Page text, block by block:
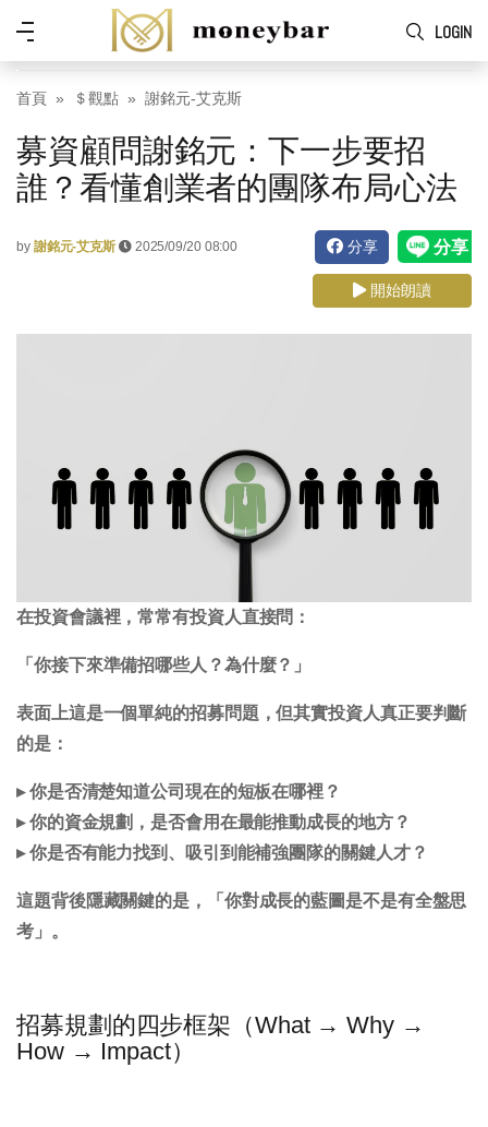
Skip to main content
LOGIN
功
能
表
首頁 ＄觀點 謝銘元-艾克斯
募資顧問謝銘元：下一步要招
誰？看懂創業者的團隊布局心法
by 謝銘元-艾克斯 2025/09/20 08:00 分享
開始朗讀
在投資會議裡，常常有投資人直接問：
「你接下來準備招哪些人？為什麼？」
表面上這是一個單純的招募問題，但其實投資人真正要判斷
的是：
▸ 你是否清楚知道公司現在的短板在哪裡？
▸ 你的資金規劃，是否會用在最能推動成長的地方？
▸ 你是否有能力找到、吸引到能補強團隊的關鍵人才？
這題背後隱藏關鍵的是，「你對成長的藍圖是不是有全盤思
考」。
招募規劃的四步框架（What → Why →
How → Impact）